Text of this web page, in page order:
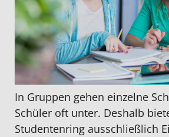
In Gruppen gehen einzelne
Schüler oft unter. Deshalb
Studentenring ausschließlich